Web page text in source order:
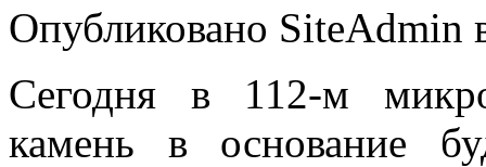
Опубликовано
Сегодня в 112-м
камень в основание